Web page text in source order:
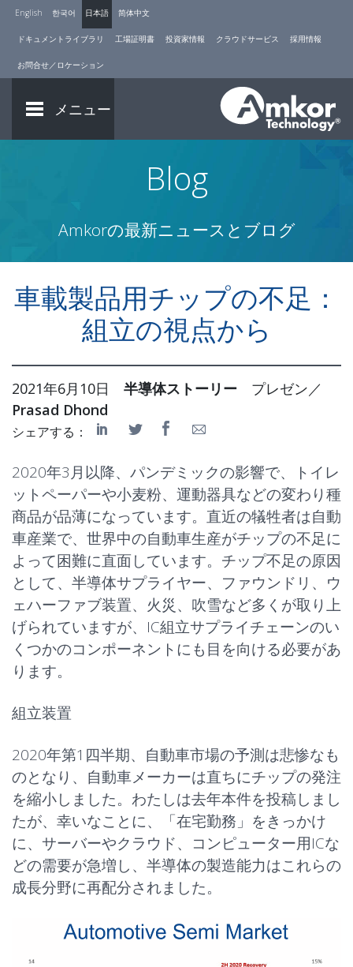
English 한국어 日本語 简体中文
ドキュメントライブラリ 工場証明書 投資家情報 クラウドサービス 採用情報
お問合せ／ロケーション
メニュー
Blog
Amkorの最新ニュースとブログ
車載製品用チップの不足：
組立の視点から
2021年6月10日 半導体ストーリー プレゼン／
Prasad Dhond
シェアする：
2020年3月以降、パンデミックの影響で、トイレ
ットペーパーや小麦粉、運動器具などの変わり種
商品が品薄になっています。直近の犠牲者は自動
車産業で、世界中の自動車生産がチップの不足に
よって困難に直面しています。チップ不足の原因
として、半導体サプライヤー、ファウンドリ、ウ
ェハーファブ装置、火災、吹雪など多くが取り上
げられていますが、IC組立サプライチェーンのい
くつかのコンポーネントにも目を向ける必要があ
ります。
組立装置
2020年第1四半期、自動車市場の予測は悲惨なも
のとなり、自動車メーカーは直ちにチップの発注
を縮小しました。わたしは去年本件を投稿しまし
たが、幸いなことに、「在宅勤務」をきっかけ
に、サーバーやクラウド、コンピューター用ICな
どの需要が急増し、半導体の製造能力はこれらの
成長分野に再配分されました。